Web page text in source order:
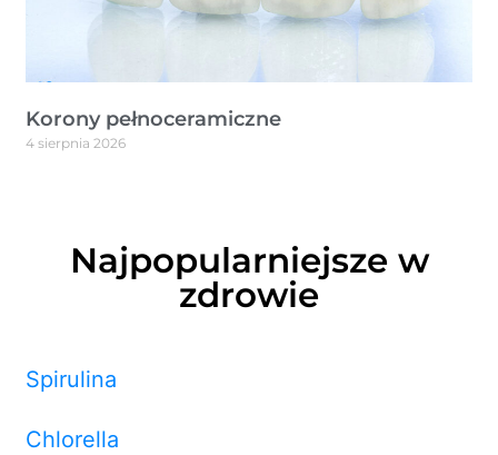
Korony pełnoceramiczne
4 sierpnia 2026
Najpopularniejsze w
zdrowie
Spirulina
Chlorella